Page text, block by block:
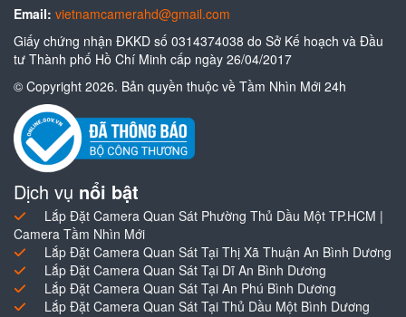
Email: vietnamcamerahd@gmail.com
Giấy chứng nhận ĐKKD số 0314374038 do Sở Kế hoạch và Đầu
tư Thành phố Hồ Chí Minh cấp ngày 26/04/2017
© Copyright 2026. Bản quyền thuộc về Tầm Nhìn Mới 24h
Dịch vụ nổi bật
Lắp Đặt Camera Quan Sát Phường Thủ Dầu Một TP.HCM |
Camera Tầm Nhìn Mới
Lắp Đặt Camera Quan Sát Tại Thị Xã Thuận An Bình Dương
Lắp Đặt Camera Quan Sát Tại Dĩ An Bình Dương
Lắp Đặt Camera Quan Sát Tại An Phú Bình Dương
Lắp Đặt Camera Quan Sát Tại Thủ Dầu Một Bình Dương